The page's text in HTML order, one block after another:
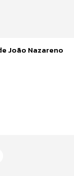
João Nazareno